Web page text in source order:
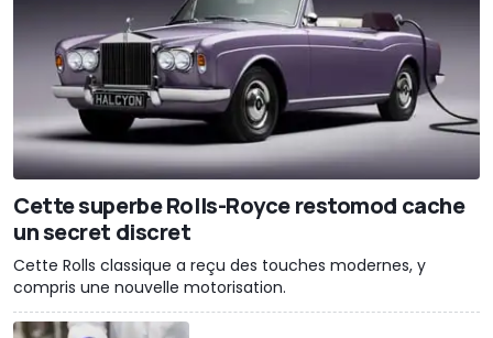
Cette superbe Rolls-Royce restomod cache
un secret discret
Cette Rolls classique a reçu des touches modernes, y
compris une nouvelle motorisation.